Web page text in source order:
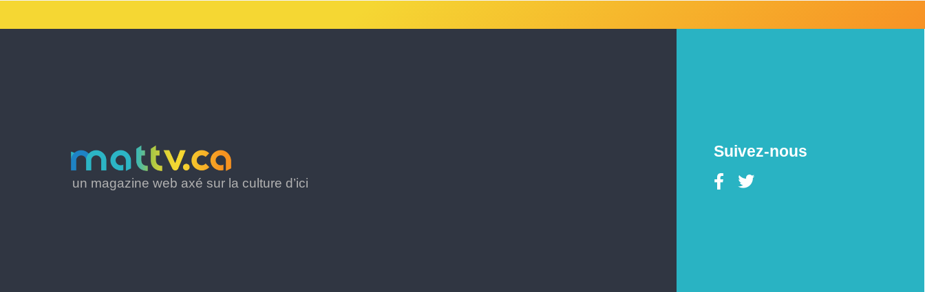
un magazine web axé sur la culture d’ici
Suivez-nous